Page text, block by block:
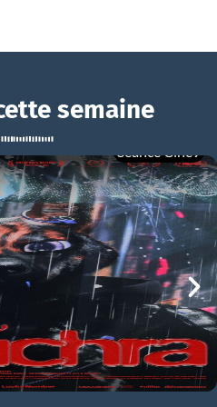
Anning
annonce VF
semaine
05/08
21h00